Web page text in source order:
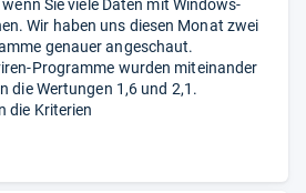
Sie viele Daten mit Windows-
Wir haben uns diesen Monat zwei
genauer angeschaut.
Programme wurden miteinander
die Wertungen 1,6 und 2,1.
die Kriterien